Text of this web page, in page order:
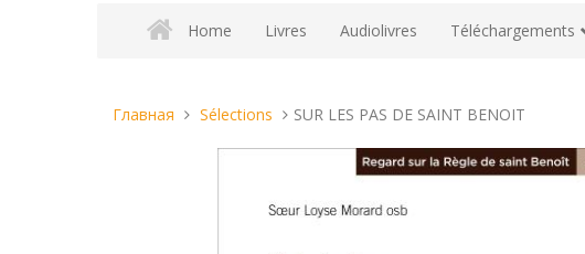
Home Livres Audiolivres Téléchargements
Вы
Главная Sélections SUR LES PAS DE SAINT BENOIT